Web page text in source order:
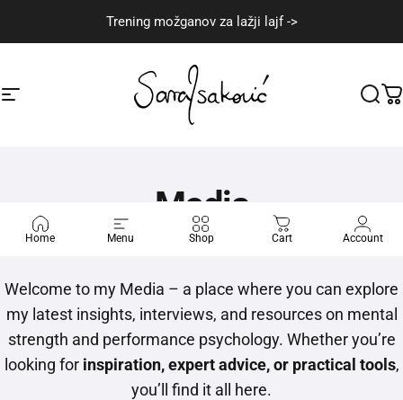
Trening možganov za lažji lajf ->
Site navigation Sara Isaković
Home Menu Shop Cart Account
Media
Welcome to my Media – a place where you can explore
my latest insights, interviews, and resources on mental
strength and performance psychology. Whether you’re
looking for inspiration, expert advice, or practical tools,
you’ll find it all here.